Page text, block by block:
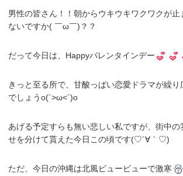
男性の皆さん！！朝からウキウキワクワクが止
ないですか( ￣ω￣)？？
だって今日は、Happyバレンタインデー
きっと至る所で、甘酸っぱい恋愛ドラマが繰り
でしょうo(´>ω<`)o
あげる予定すらも無い悲しい私ですが、街中
せを分けて貰えた今日この頃です(♡´∀｀♡)
ただ、今日の沖縄は北風ビュービューで激寒